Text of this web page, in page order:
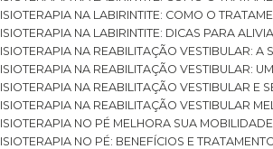
FISIOTERAPIA NA LABIRINTITE: COMO O
FISIOTERAPIA NA LABIRINTITE: DICAS PARA
FISIOTERAPIA NA REABILITAÇÃO VESTIBULAR:
FISIOTERAPIA NA REABILITAÇÃO VESTIBULAR:
FISIOTERAPIA NA REABILITAÇÃO VESTIBULAR E
FISIOTERAPIA NA REABILITAÇÃO VESTIBULAR
FISIOTERAPIA NO PÉ MELHORA SUA
FISIOTERAPIA NO PÉ: BENEFÍCIOS E